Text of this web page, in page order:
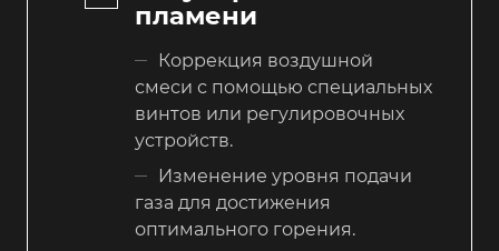
пламени
Коррекция воздушной
смеси с помощью специальных
винтов или регулировочных
устройств.
Изменение уровня подачи
газа для достижения
оптимального горения.